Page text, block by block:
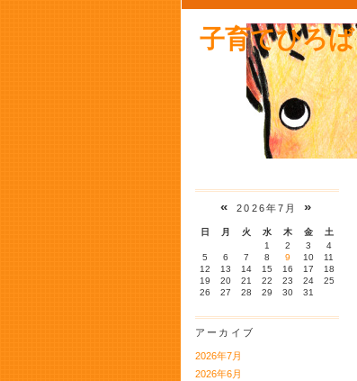
子育てひろ
«2026年7月 »
日 月 火 水 木 金
土
1
2 3
4
5
6 7 8 9 10
11
12
13 14 15 16 17
18
19
20 21 22 23 24
25
26
27 28 29 30 31
アーカイブ
2026年7月
2026年6月